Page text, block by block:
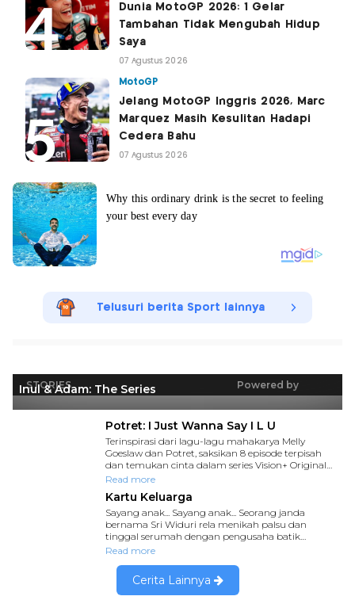
Dunia MotoGP 2026: 1 Gelar
Tambahan Tidak Mengubah Hidup
Saya
07 Agustus 2026
MotoGP
Jelang MotoGP Inggris 2026, Marc
Marquez Masih Kesulitan Hadapi
Cedera Bahu
07 Agustus 2026
Telusuri berita Sport lainnya